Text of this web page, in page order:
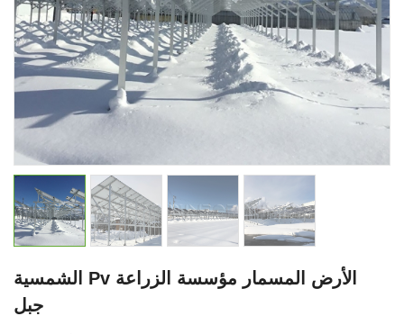
الشمسية Pv الأرض المسمار مؤسسة الزراعة
جبل